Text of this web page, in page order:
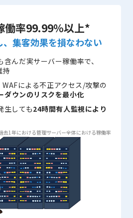
働率99.99％以上*
集客効果を損なわない
んだ実サーバー稼働率で、
持
による不正アクセス/攻撃の
ダウンのリスクを最小化
生しても24時間有人監視により
去1年における管理サーバー全体における稼働率